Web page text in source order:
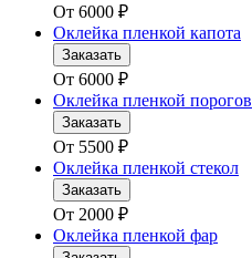
От 6000 ₽
Оклейка пленкой капота
Заказать
От 6000 ₽
Оклейка пленкой порогов
Заказать
От 5500 ₽
Оклейка пленкой стекол
Заказать
От 2000 ₽
Оклейка пленкой фар